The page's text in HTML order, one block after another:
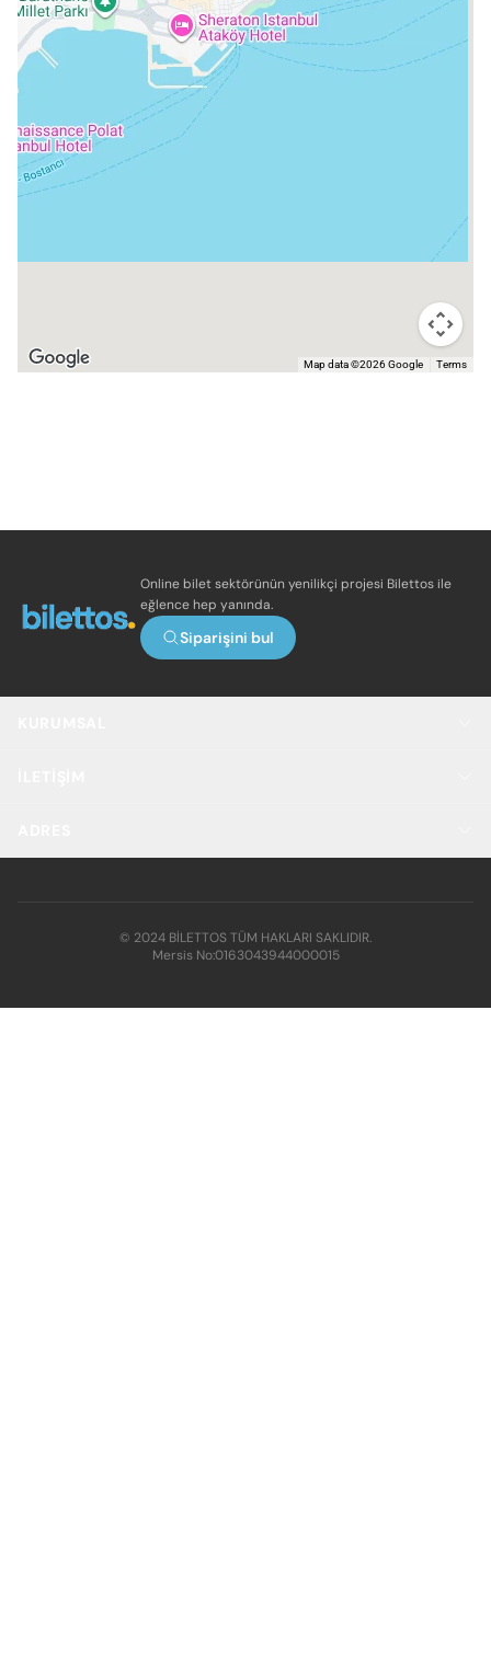
Map data ©2026 Google Terms
Online bilet sektörünün yenilikçi projesi Bilettos ile
eğlence hep yanında.
Siparişini bul
© 2024 BİLETTOS TÜM HAKLARI SAKLIDIR.
Mersis No:0163043944000015